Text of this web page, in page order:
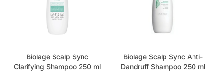
Biolage Scalp Sync
Clarifying Shampoo 250 ml
Biolage Scalp Sync Anti-
Dandruff Shampoo 250 ml